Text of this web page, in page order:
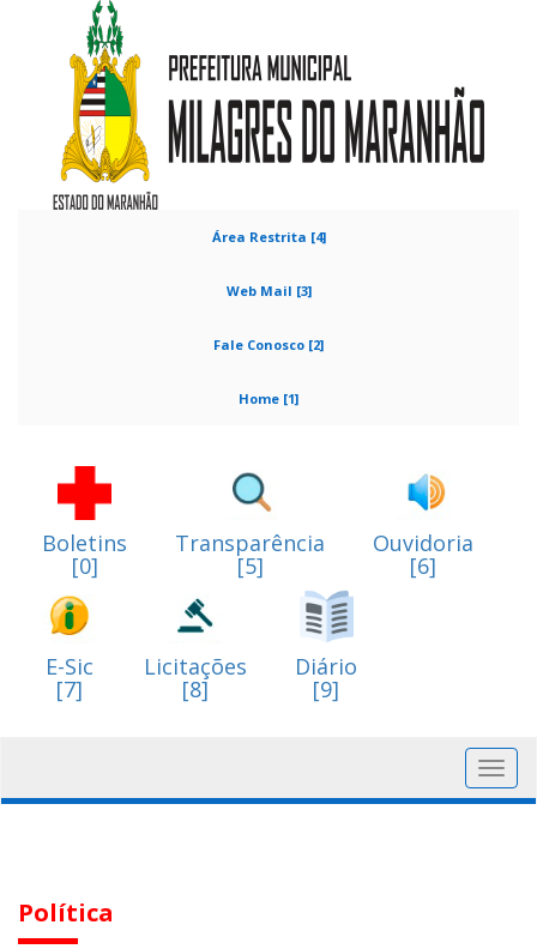
Área Restrita [4]
Web Mail [3]
Fale Conosco [2]
Home [1]
Boletins
[0]
Transparência
[5]
Ouvidoria
[6]
E-Sic
[7]
Licitações
[8]
Diário
[9]
Política